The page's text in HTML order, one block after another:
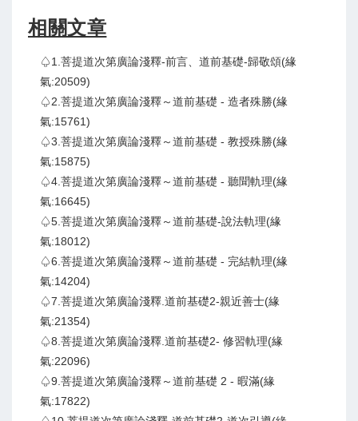
相關文章
♤1.菩提道次第廣論淺釋-前言、道前基礎-歸敬頌(緣
氣:20509)
♤2.菩提道次第廣論淺釋～道前基礎 - 造者殊勝(緣
氣:15761)
♤3.菩提道次第廣論淺釋～道前基礎 - 教授殊勝(緣
氣:15875)
♤4.菩提道次第廣論淺釋～道前基礎 - 聽聞軌理(緣
氣:16645)
♤5.菩提道次第廣論淺釋～道前基礎-說法軌理(緣
氣:18012)
♤6.菩提道次第廣論淺釋～道前基礎 - 完結軌理(緣
氣:14204)
♤7.菩提道次第廣論淺釋.道前基礎2-親近善士(緣
氣:21354)
♤8.菩提道次第廣論淺釋.道前基礎2- 修習軌理(緣
氣:22096)
♤9.菩提道次第廣論淺釋～道前基礎 2 - 暇滿(緣
氣:17822)